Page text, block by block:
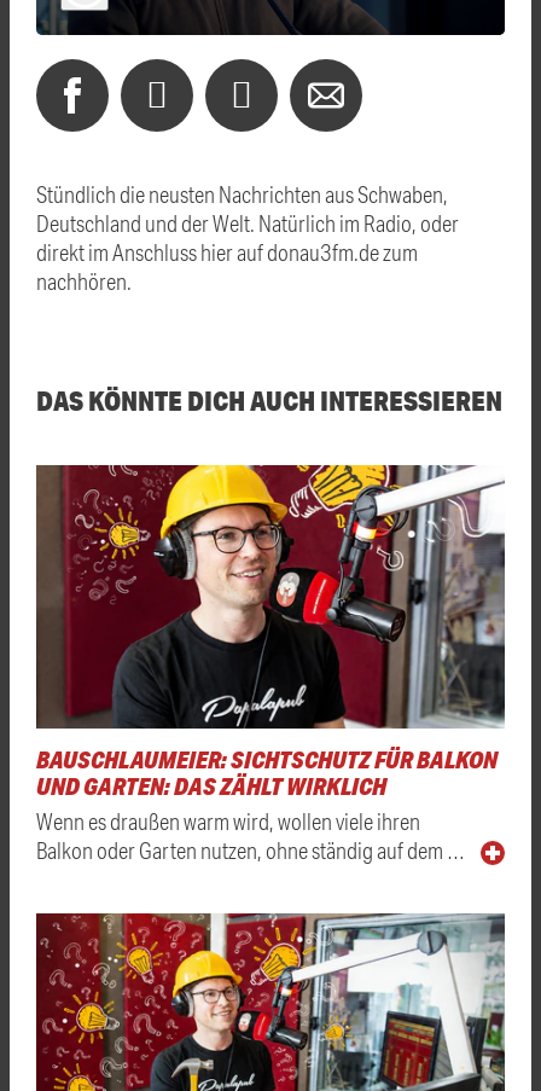
Stündlich die neusten Nachrichten aus Schwaben,
Deutschland und der Welt. Natürlich im Radio, oder
direkt im Anschluss hier auf donau3fm.de zum
nachhören.
DAS KÖNNTE DICH AUCH INTERESSIEREN
BAUSCHLAUMEIER: SICHTSCHUTZ FÜR BALKON
UND GARTEN: DAS ZÄHLT WIRKLICH
Wenn es draußen warm wird, wollen viele ihren
Balkon oder Garten nutzen, ohne ständig auf dem …